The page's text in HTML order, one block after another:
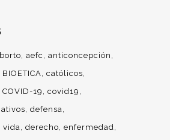
aefc
anticoncepción
BIOETICA católicos
COVID-19
covid19
defensa
vida derecho enfermedad